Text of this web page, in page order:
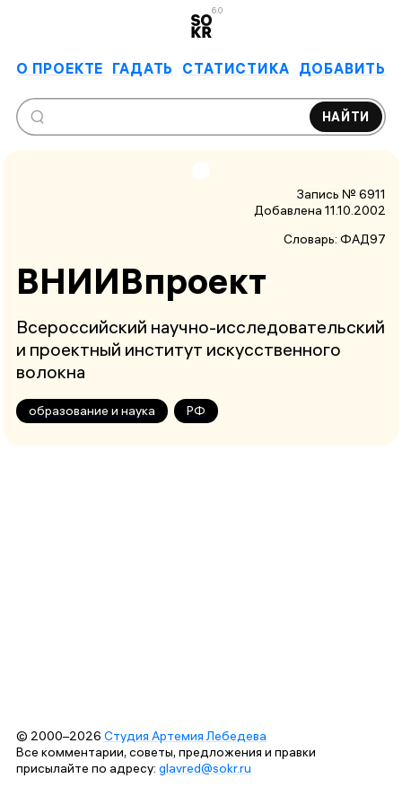
6.0
О ПРОЕКТЕ ГАДАТЬ СТАТИСТИКА ДОБАВИТЬ
НАЙТИ
Запись № 6911
Добавлена 11.10.2002
Словарь: ФАД97
ВНИИВпроект
Всероссийский научно-исследовательский
и проектный институт искусственного
волокна
образование и наука РФ
© 2000–2026 Студия Артемия Лебедева
Все комментарии, советы, предложения и правки
присылайте по адресу: glavred@sokr.ru